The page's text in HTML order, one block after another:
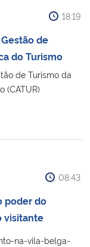
18:19
de
do Turismo
de Turismo da
(CATUR)
08:43
poder do
visitante
na-vila-belga-